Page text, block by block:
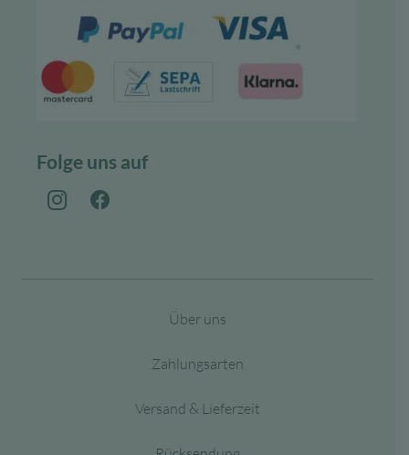
Folge uns auf
Über uns
Zahlungsarten
Versand & Lieferzeit